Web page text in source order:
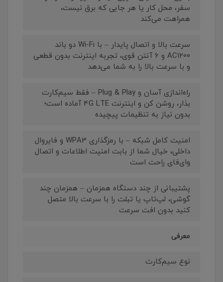
سفر، محل کار یا هر جایی که برق نیست،
همراهت می‌کند
سرعت بالا و اتصال پایدار – با Wi-Fi دو باند
AC1200 و 6 آنتن قوی، تجربه اینترنت بدون قطعی
و با سرعت بالا را به شما می‌دهد
راه‌اندازی آسان و Plug & Play – فقط سیم‌کارت
بذار، روشن کن و اینترنت 4G LTE آماده است؛
بدون نیاز به تنظیمات پیچیده
امنیت کامل شبکه – با رمزگذاری WPA3 و فایروال
داخلی، خیال شما از بابت امنیت اطلاعات و اتصال
وای‌فای راحت است
پشتیبانی از چند دستگاه همزمان – همزمان چند
گوشی، لپ‌تاپ یا تبلت را با سرعت بالا متصل
کنید بدون افت سرعت
معرفی
نوع سیم‌کارت